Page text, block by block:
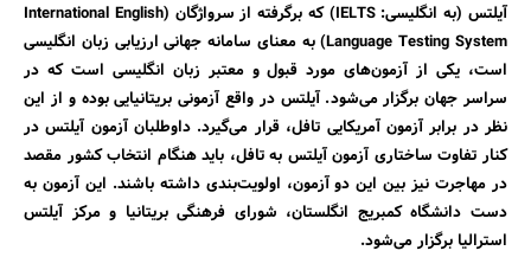
آیلتس (به انگلیسی: IELTS) که برگرفته از سرواژگان (International English
Language Testing System) به معنای سامانه جهانی ارزیابی زبان انگلیسی
است، یکی از آزمون‌های مورد قبول و معتبر زبان انگلیسی است که در
سراسر جهان برگزار می‌شود. آیلتس در واقع آزمونی بریتانیایی بوده و از این
نظر در برابر آزمون آمریکایی تافل، قرار می‌گیرد. داوطلبان آزمون آیلتس در
کنار تفاوت ساختاری آزمون آیلتس به تافل، باید هنگام انتخاب کشور مقصد
در مهاجرت نیز بین این دو آزمون، اولویت‌بندی داشته باشند. این آزمون به
دست دانشگاه کمبریج انگلستان، شورای فرهنگی بریتانیا و مرکز آیلتس
استرالیا برگزار می‌شود.